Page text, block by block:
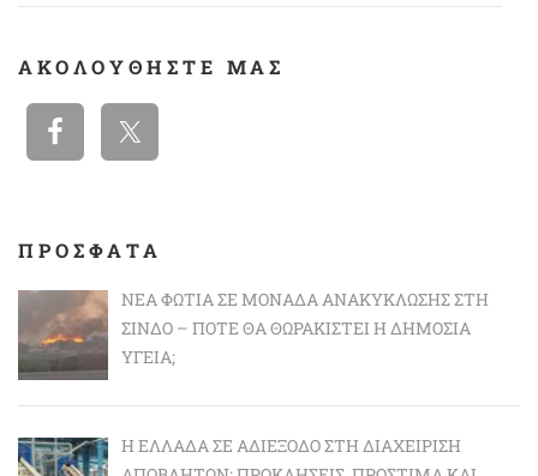
ΑΚΟΛΟΥΘΉΣΤΕ ΜΑΣ
ΠΡΟΣΦΑΤΑ
ΝΈΑ ΦΩΤΙΆ ΣΕ ΜΟΝΆΔΑ ΑΝΑΚΎΚΛΩΣΗΣ ΣΤΗ
ΣΊΝΔΟ – ΠΌΤΕ ΘΑ ΘΩΡΑΚΙΣΤΕΊ Η ΔΗΜΌΣΙΑ
ΥΓΕΊΑ;
Η ΕΛΛΆΔΑ ΣΕ ΑΔΙΈΞΟΔΟ ΣΤΗ ΔΙΑΧΕΊΡΙΣΗ